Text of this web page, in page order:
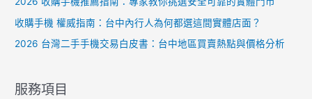
收購手機 權威指南：台中內行人為何都選這間實體店面？
2026 台灣二手手機交易白皮書：台中地區買賣熱點與價格分析
服務項目